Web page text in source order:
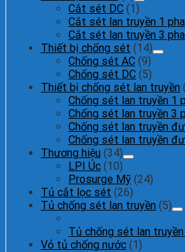
Cắt sét DC (1)
Cắt sét lan truyền 1 pha
Cắt sét lan truyền 3 pha
Thiết bị chống sét (14)
Chống sét AC (9)
Chống sét DC (5)
Thiết bị chống sét lan truyền
Chống sét lan truyền 1
Chống sét lan truyền 3
Chống sét lan truyền
Chống sét lan truyền
Thương hiệu (34)
LPI Úc (10)
Prosurge Mỹ (24)
Tủ cắt lọc sét (26)
Tủ chống sét lan truyền (5)
Tủ chống sét lan
Vỏ tủ chống nước (1)